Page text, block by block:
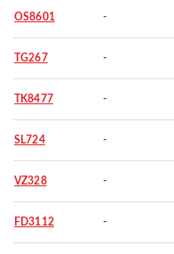
OS8601 -
TG267 -
TK8477 -
SL724 -
VZ328 -
FD3112 -